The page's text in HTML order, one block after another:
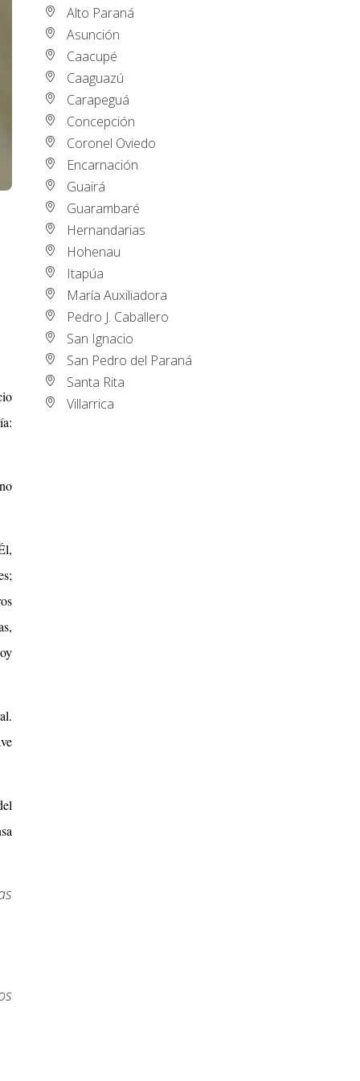
Alto Paraná
Asunción
Caacupé
Caaguazú
Carapeguá
Concepción
Coronel Oviedo
Encarnación
Guairá
Guarambaré
Hernandarias
Hohenau
Itapúa
María Auxiliadora
Pedro J. Caballero
San Ignacio
San Pedro del Paraná
Santa Rita
Villarrica